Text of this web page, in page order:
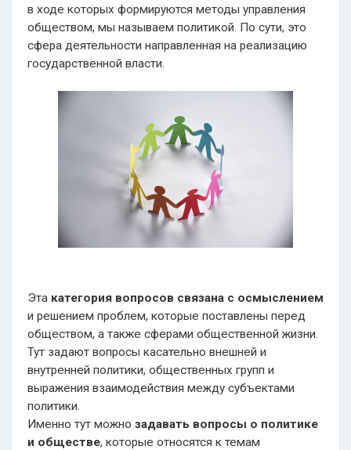
в ходе которых формируются методы управления
обществом, мы называем политикой. По сути, это
сфера деятельности направленная на реализацию
государственной власти.
Эта категория вопросов связана с осмыслением
и решением проблем, которые поставлены перед
обществом, а также сферами общественной жизни.
Тут задают вопросы касательно внешней и
внутренней политики, общественных групп и
выражения взаимодействия между субъектами
политики.
Именно тут можно задавать вопросы о политике
и обществе, которые относятся к темам